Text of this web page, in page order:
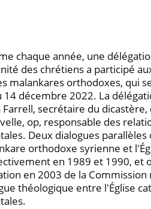
chaque année, une
des chrétiens a participé
malankares orthodoxes, qui
14 décembre 2022. La
Farrell, secrétaire du
op, responsable des
Deux dialogues parallèles
orthodoxe syrienne et
en 1989 et 1990, et
en 2003 de la
théologique entre l'Église